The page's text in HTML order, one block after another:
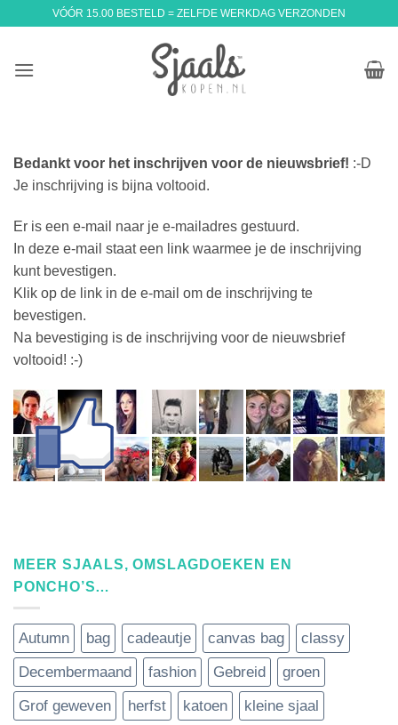
VÓÓR 15.00 BESTELD = ZELFDE WERKDAG VERZONDEN
Bedankt voor het inschrijven voor de nieuwsbrief! :-D
Je inschrijving is bijna voltooid.
Er is een e-mail naar je e-mailadres gestuurd.
In deze e-mail staat een link waarmee je de inschrijving
kunt bevestigen.
Klik op de link in de e-mail om de inschrijving te
bevestigen.
Na bevestiging is de inschrijving voor de nieuwsbrief
voltooid! :-)
MEER SJAALS, OMSLAGDOEKEN EN
PONCHO’S…
Autumn bag cadeautje canvas bag
classy
Decembermaand
fashion Gebreid
groen
Grof geweven
herfst katoen
kleine sjaal